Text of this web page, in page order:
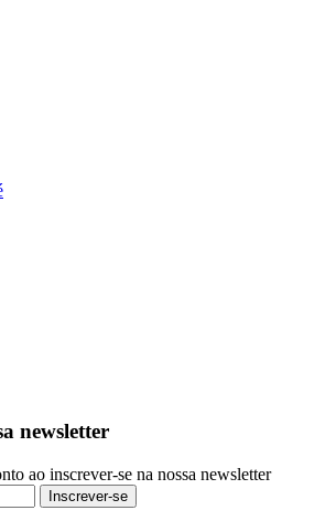
newsletter
ao inscrever-se na nossa newsletter
Inscrever-se